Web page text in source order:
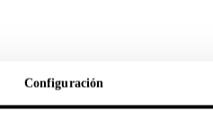
Configuración